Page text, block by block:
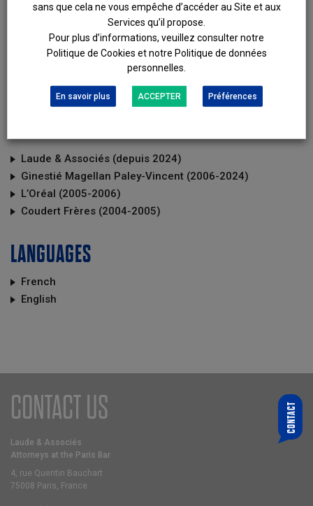
EDUCATION
Sworn-in (2004)
Master’s degree (M2), Business and Economic Law,
University of Paris 1, Panthéon-Sorbonne
Laude & Associés (depuis 2024)
Ginestié Magellan Paley-Vincent (2006-2024)
L’Oréal (2005-2006)
Coudert Frères (2004-2005)
LANGUAGES
French
English
CONTACT
CONTACT US
Laude & Associés
Attorneys at the Paris Bar
4, rue Quentin Bauchart
75008 Paris, France
sans que cela ne vous empêche d’accéder au Site et aux
Services qu’il propose.
Pour plus d’informations, veuillez consulter notre
Politique de Cookies et notre Politique de données
personnelles.
En savoir plus ACCEPTER Préférences